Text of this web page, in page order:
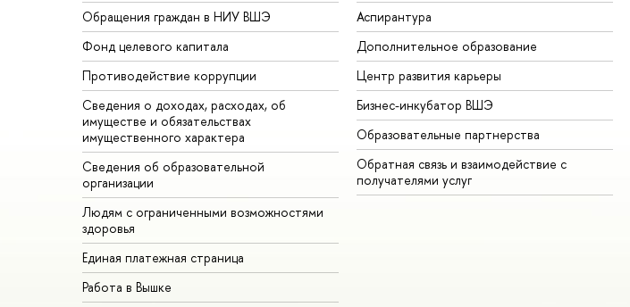
Обращения граждан в НИУ ВШЭ
Фонд целевого капитала
Противодействие коррупции
Сведения о доходах, расходах, об
имуществе и обязательствах
имущественного характера
Сведения об образовательной
организации
Людям с ограниченными возможностями
здоровья
Единая платежная страница
Работа в Вышке
Аспирантура
Дополнительное образование
Центр развития карьеры
Бизнес-инкубатор ВШЭ
Образовательные партнерства
Обратная связь и взаимодействие с
получателями услуг